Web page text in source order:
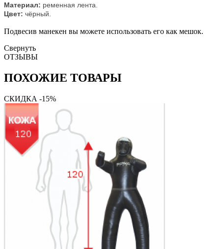
Материал: ременная лента.
Цвет: чёрный.
Подвесив манекен вы можете использовать его как мешок.
Свернуть
ОТЗЫВЫ
ПОХОЖИЕ ТОВАРЫ
СКИДКА -15%